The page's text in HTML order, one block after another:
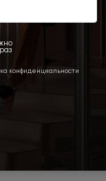
далее 10
в данном регионе
магазина.